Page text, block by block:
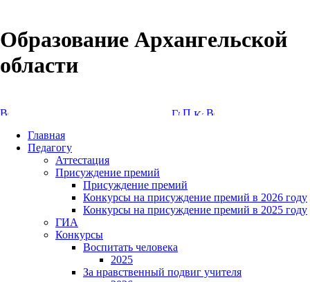
Образование Архангельской
области
Главная
Педагогу
Аттестация
Присуждение премий
Присуждение премий
Конкурсы на присуждение премий в 2026 году
Конкурсы на присуждение премий в 2025 году
ГИА
Конкурсы
Воспитать человека
2025
За нравственный подвиг учителя